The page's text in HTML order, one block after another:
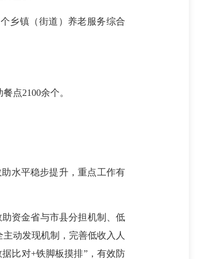
乡镇（街道）养老服务综合
点2100余个。
水平稳步提升，重点工作有
资金省与市县分担机制、低
动发现机制，完善低收入人
比对+铁脚板摸排”，有效防